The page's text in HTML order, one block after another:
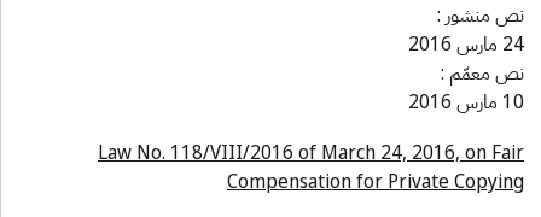
منشور :
معمّم :
Law No. 118/VIII/2016 of March 24, 2016, on
Compensation for Private